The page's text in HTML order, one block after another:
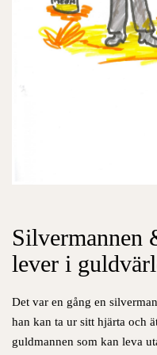
Silvermannen
lever i
Det var en gång en
han kan ta ur sitt hjärta och
guldmannen som kan leva